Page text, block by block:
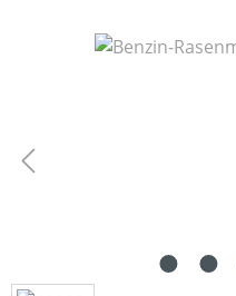
Bildergalerie überspringen